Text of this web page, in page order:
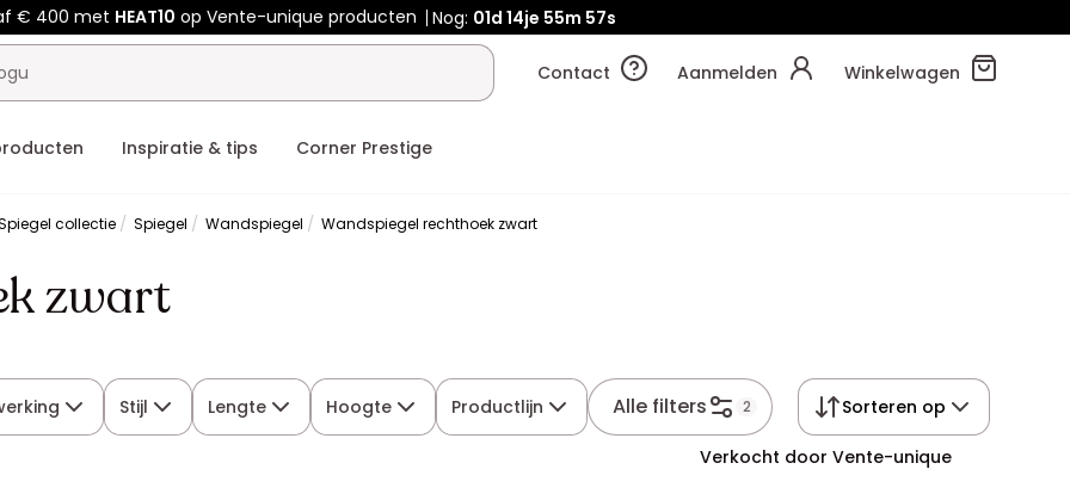
€ 400 met HEAT10 op Vente-unique producten Nog: 01d 14je 55m 56s
Contact Aanmelden Winkelwagen
Inspiratie & tips Corner Prestige
collectie Spiegel Wandspiegel Wandspiegel rechthoek zwart
zwart
Stijl Lengte Hoogte Productlijn Alle filters 2 Sorteren op
Verkocht door Vente-unique